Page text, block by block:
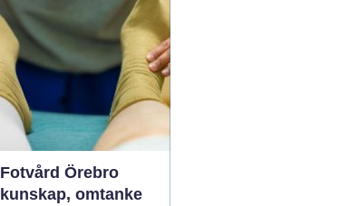
Fotvård Örebro
kunskap, omtanke